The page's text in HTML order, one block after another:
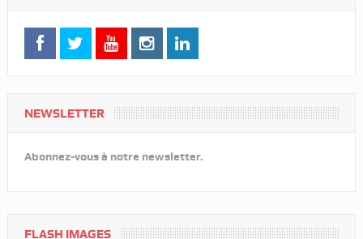
NEWSLETTER
Abonnez-vous à notre newsletter.
FLASH IMAGES